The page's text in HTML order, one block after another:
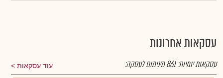
עסקאות אחרונות
עוד עסקאות עסקאות יומיות:861מינימום לעסקה: